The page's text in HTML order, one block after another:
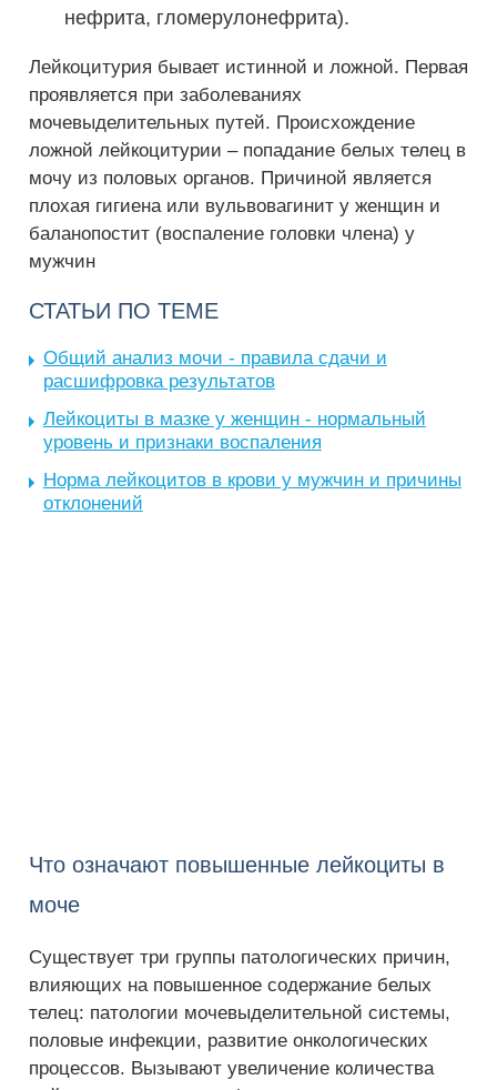
нефрита, гломерулонефрита).
Лейкоцитурия бывает истинной и ложной. Первая
проявляется при заболеваниях
мочевыделительных путей. Происхождение
ложной лейкоцитурии – попадание белых телец в
мочу из половых органов. Причиной является
плохая гигиена или вульвовагинит у женщин и
баланопостит (воспаление головки члена) у
мужчин
СТАТЬИ ПО ТЕМЕ
Общий анализ мочи - правила сдачи и
расшифровка результатов
Лейкоциты в мазке у женщин - нормальный
уровень и признаки воспаления
Норма лейкоцитов в крови у мужчин и причины
отклонений
Что означают повышенные лейкоциты в
моче
Существует три группы патологических причин,
влияющих на повышенное содержание белых
телец: патологии мочевыделительной системы,
половые инфекции, развитие онкологических
процессов. Вызывают увеличение количества